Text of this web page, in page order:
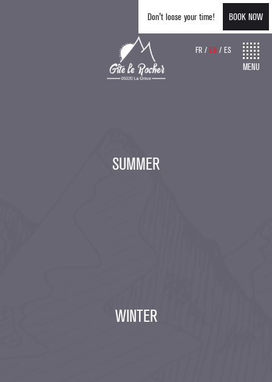
MENU
Don't loose your time! BOOK NOW
SUMMER
WINTER
FR EN ES